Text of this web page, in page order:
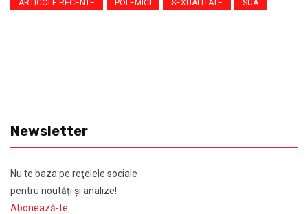
ARTICOLE RECENTE POLEMICI SEXUALITATE SUA
Newsletter
Nu te baza pe reţelele sociale
pentru noutăţi şi analize!
Abonează-te